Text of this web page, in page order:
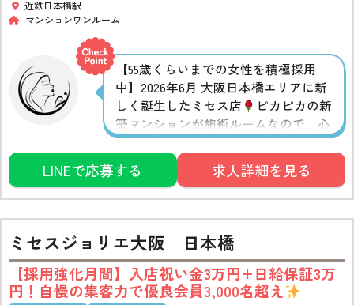
近鉄日本橋駅
マンションワンルーム
【55歳くらいまでの女性を積極採用
中】2026年6月 大阪日本橋エリアに新
しく誕生したミセス店
ピカピカの新
築マンションが施術ルームなので、心
機一転で新しくセラピストデビューし
たい方や、新しいお店で再起したい経
験者の方も気持ち新たに気分よく働け
そうです◎駅近立地で通勤もラクラク
♪
LINEで応募する 求人詳細を見る
ミセスジョリエ大阪 日本橋
【採用強化月間】入店祝い金3万円+日給保証3万
円！自慢の集客力で優良会員3,000名超え